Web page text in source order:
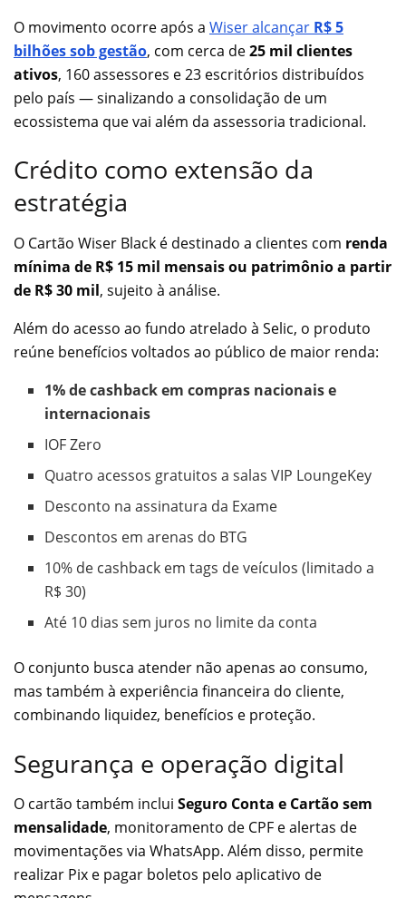
O movimento ocorre após a Wiser alcançar R$ 5
bilhões sob gestão, com cerca de25 mil clientes
ativos, 160 assessores e 23 escritórios distribuídos
pelo país — sinalizando a consolidação de um
ecossistema que vai além da assessoria tradicional.
Crédito como extensão da
estratégia
O Cartão Wiser Black é destinado a clientes com renda
mínima de R$ 15 mil mensais ou patrimônio a partir
de R$ 30 mil, sujeito à análise.
Além do acesso ao fundo atrelado à Selic, o produto
reúne benefícios voltados ao público de maior renda:
1% de cashback em compras nacionais e
internacionais
IOF Zero
Quatro acessos gratuitos a salas VIP LoungeKey
Desconto na assinatura da Exame
Descontos em arenas do BTG
10% de cashback em tags de veículos (limitado a
R$ 30)
Até 10 dias sem juros no limite da conta
O conjunto busca atender não apenas ao consumo,
mas também à experiência financeira do cliente,
combinando liquidez, benefícios e proteção.
Segurança e operação digital
O cartão também inclui Seguro Conta e Cartão sem
mensalidade, monitoramento de CPF e alertas de
movimentações via WhatsApp. Além disso, permite
realizar Pix e pagar boletos pelo aplicativo de